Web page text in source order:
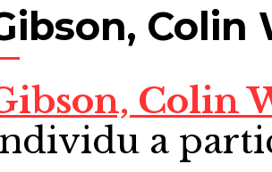
Colin
Colin
a